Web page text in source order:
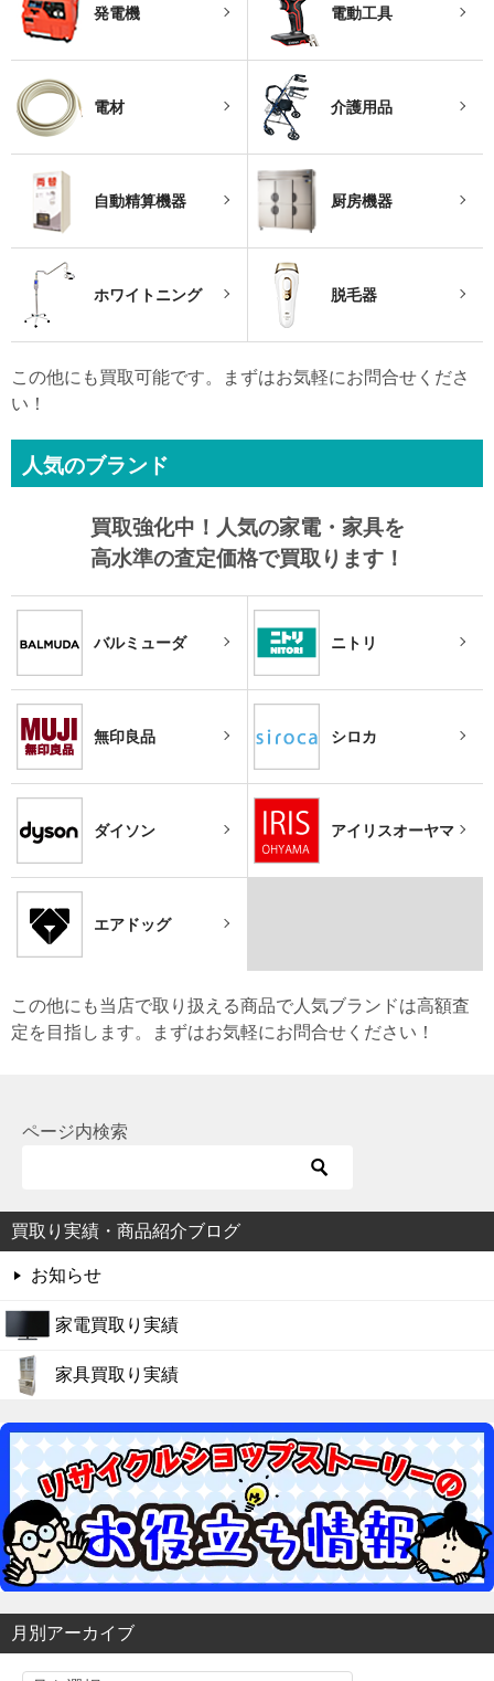
発電機 電動工具
電材 介護用品
自動精算機器 厨房機器
ホワイトニング 脱毛器
この他にも買取可能です。まずはお気軽にお問合せくださ
い！
人気のブランド
買取強化中！ 人気の家電・家具を
高水準の査定価格で買取ります！
バルミューダ ニトリ
無印良品 シロカ
ダイソン アイリスオーヤマ
エアドッグ
この他にも当店で取り扱える商品で人気ブランドは高額査
定を目指します。まずはお気軽にお問合せください！
ページ内検索
買取り実績・商品紹介ブログ
お知らせ
家電買取り実績
家具買取り実績
月別アーカイブ